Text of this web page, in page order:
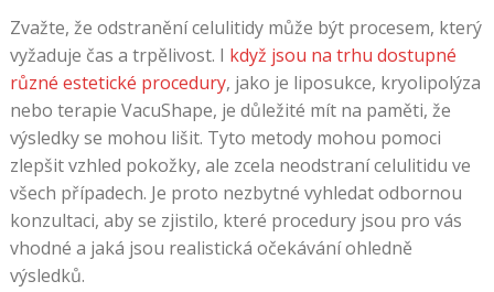
Zvažte, že odstranění celulitidy může být procesem, který
vyžaduje čas a trpělivost. I když jsou na trhu dostupné
různé estetické procedury, jako je liposukce, kryolipolýza
nebo terapie VacuShape, je důležité mít na paměti, že
výsledky se mohou lišit. Tyto metody mohou pomoci
zlepšit vzhled pokožky, ale zcela neodstraní celulitidu ve
všech případech. Je proto nezbytné vyhledat odbornou
konzultaci, aby se zjistilo, které procedury jsou pro vás
vhodné a jaká jsou realistická očekávání ohledně
výsledků.